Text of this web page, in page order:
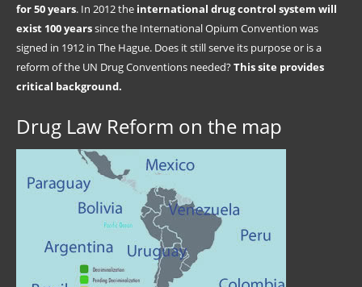
for 50 years. In 2012 the international drug control system will
exist 100 yearssince the International Opium Convention was
signed in 1912 in The Hague. Does it still serve its purpose or is a
reform of the UN Drug Conventions needed?This site provides
critical background.
Drug Law Reform on the map